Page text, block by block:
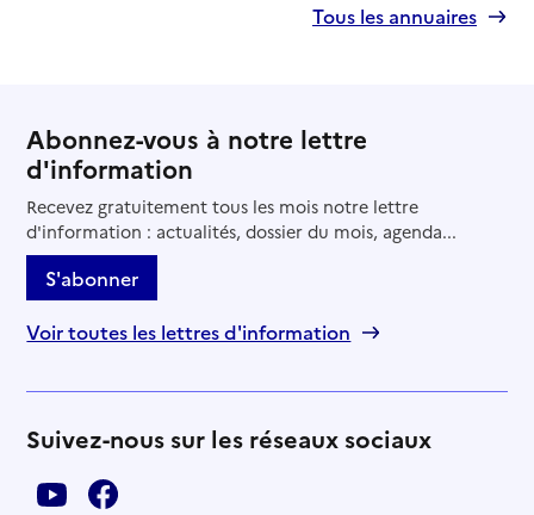
Tous les annuaires
Abonnez-vous à notre lettre
d'information
Recevez gratuitement tous les mois notre lettre
d'information : actualités, dossier du mois, agenda...
S'abonner
Voir toutes les lettres d'information
Suivez-nous sur les réseaux sociaux